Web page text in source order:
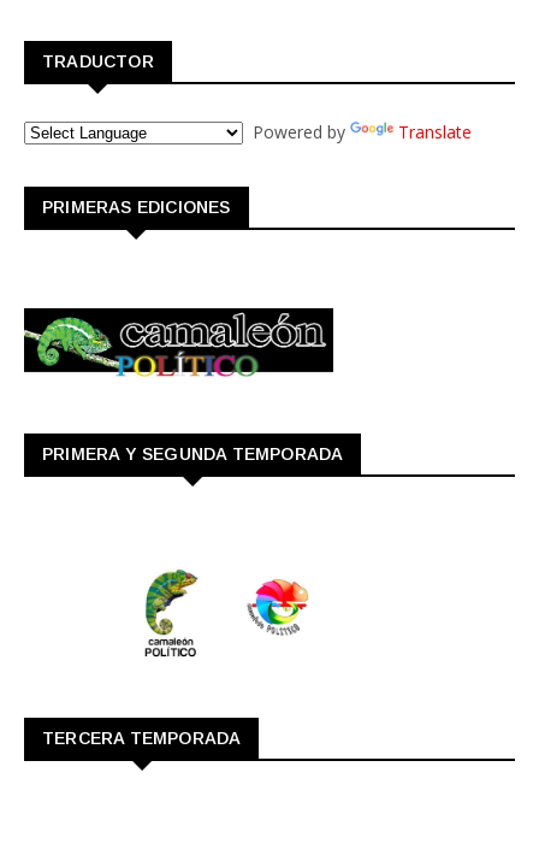
TRADUCTOR
Powered by Translate
PRIMERAS EDICIONES
PRIMERA Y SEGUNDA TEMPORADA
TERCERA TEMPORADA